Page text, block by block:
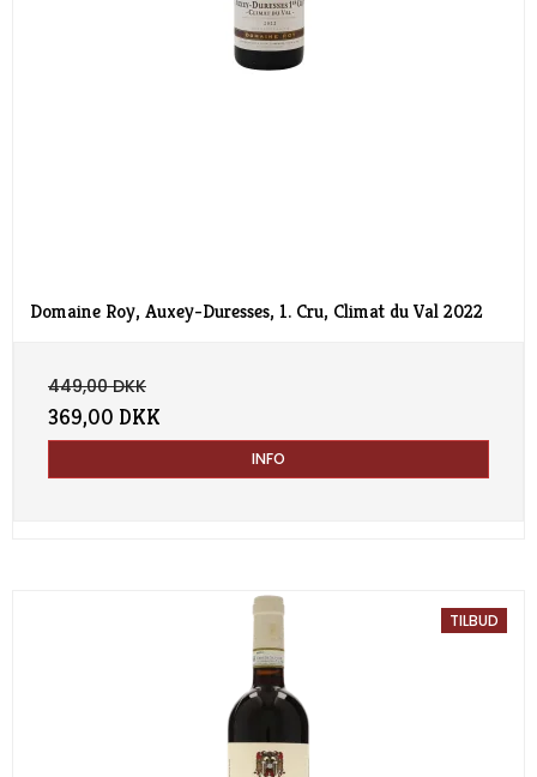
Domaine Roy, Auxey-Duresses, 1. Cru, Climat du Val 2022
449,00 DKK
369,00 DKK
INFO
TILBUD